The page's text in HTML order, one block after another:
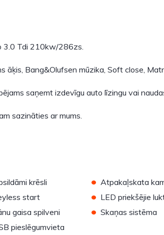
3.0 Tdi 210kw/286zs.
āķis, Bang&Olufsen mūzika, Soft close,
saņemt izdevīgu auto līzingu vai
sazināties ar mums.
krēsli • Atpakaļskata
start • LED priekšējie
gaisa spilveni • Skaņas sistēma
pieslēgumvieta